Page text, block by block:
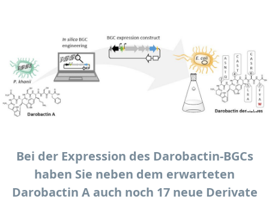
Bei der Expression des Darobactin-BGCs
haben Sie neben dem erwarteten
Darobactin A auch noch 17 neue Derivate